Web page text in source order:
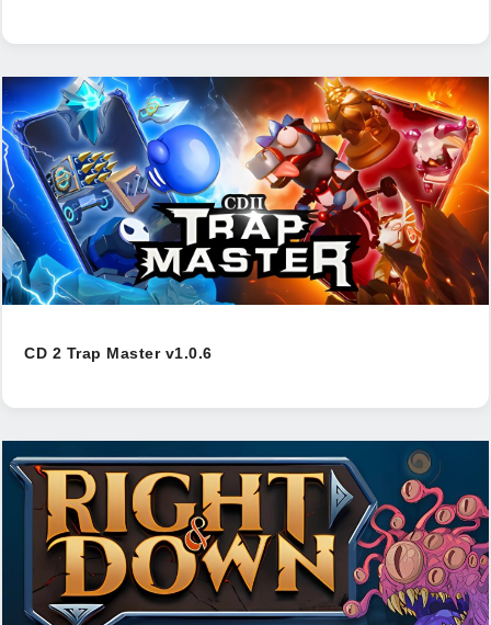
CD 2 Trap Master v1.0.6